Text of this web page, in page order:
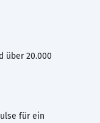
über 20.000
für ein